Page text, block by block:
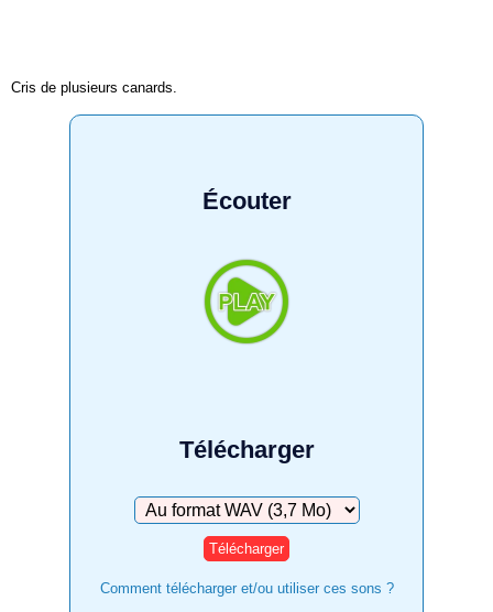
Cris de plusieurs canards.
Écouter
Télécharger
Télécharger
Comment télécharger et/ou utiliser ces sons ?